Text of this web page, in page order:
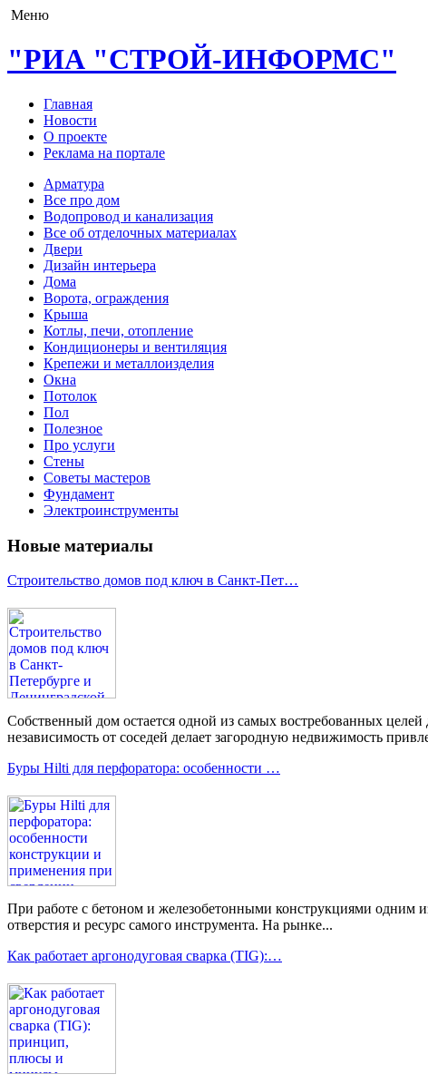
Меню
"РИА "СТРОЙ-ИНФОРМС"
Главная
Новости
О проекте
Реклама на портале
Арматура
Все про дом
Водопровод и канализация
Все об отделочных материалах
Двери
Дизайн интерьера
Дома
Ворота, ограждения
Крыша
Котлы, печи, отопление
Кондиционеры и вентиляция
Крепежи и металлоизделия
Окна
Потолок
Пол
Полезное
Про услуги
Стены
Советы мастеров
Фундамент
Электроинструменты
Новые материалы
Строительство домов под ключ в Санкт-Пет…
Собственный дом остается одной из самых востребованных
независимость от соседей делает загородную недвижимость
Буры Hilti для перфоратора: особенности …
При работе с бетоном и железобетонными конструкциями одним
отверстия и ресурс самого инструмента. На рынке...
Как работает аргонодуговая сварка (TIG):…